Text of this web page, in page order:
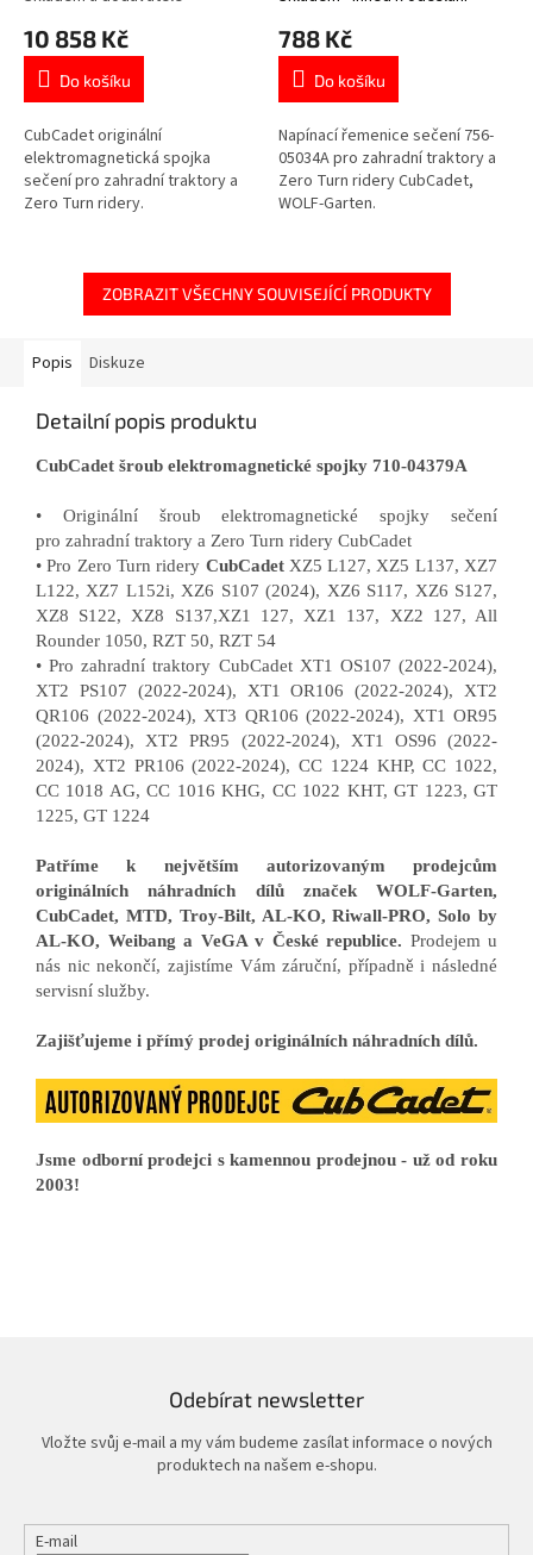
10 858 Kč
Do košíku
CubCadet originální
elektromagnetická spojka
sečení pro zahradní traktory a
Zero Turn ridery.
788 Kč
Do košíku
Napínací řemenice sečení 756-
05034A pro zahradní traktory a
Zero Turn ridery CubCadet,
WOLF-Garten.
ZOBRAZIT VŠECHNY SOUVISEJÍCÍ PRODUKTY
Popis Diskuze
Detailní popis produktu
CubCadet šroub elektromagnetické spojky 710-04379A
• Originální šroub elektromagnetické spojky sečení
pro zahradní traktory a Zero Turn ridery CubCadet
• Pro Zero Turn ridery CubCadetXZ5 L127, XZ5 L137, XZ7
L122, XZ7 L152i, XZ6 S107 (2024), XZ6 S117, XZ6 S127,
XZ8 S122, XZ8 S137,XZ1 127, XZ1 137, XZ2 127, All
Rounder 1050, RZT 50, RZT 54
• Pro zahradní traktory CubCadet XT1 OS107 (2022-2024),
XT2 PS107 (2022-2024), XT1 OR106 (2022-2024), XT2
QR106 (2022-2024), XT3 QR106 (2022-2024), XT1 OR95
(2022-2024), XT2 PR95 (2022-2024), XT1 OS96 (2022-
2024), XT2 PR106 (2022-2024), CC 1224 KHP, CC 1022,
CC 1018 AG, CC 1016 KHG, CC 1022 KHT, GT 1223, GT
1225, GT 1224
Patříme k největším autorizovaným prodejcům
originálních náhradních dílů značek WOLF-Garten,
CubCadet, MTD, Troy-Bilt, AL-KO, Riwall-PRO, Solo by
AL-KO, Weibang a VeGA v České republice. Prodejem u
nás nic nekončí, zajistíme Vám záruční, případně i následné
servisní služby.
Zajišťujeme i přímý prodej originálních náhradních dílů.
Jsme odborní prodejci s kamennou prodejnou - už od roku
2003!
Odebírat newsletter
Vložte svůj e-mail a my vám budeme zasílat informace o nových
produktech na našem e-shopu.
E-mail